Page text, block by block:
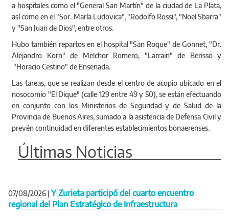
a hospitales como el "General San Martín" de la ciudad de La Plata,
así como en el "Sor. María Ludovica", "Rodolfo Rossi", "Noel Sbarra"
y "San Juan de Dios", entre otros.
Hubo también repartos en el hospital "San Roque" de Gonnet, "Dr.
Alejandro Korn" de Melchor Romero, "Larrain" de Berisso y
"Horacio Cestino" de Ensenada.
Las tareas, que se realizan desde el centro de acopio ubicado en el
nosocomio "El Dique" (calle 129 entre 49 y 50), se están efectuando
en conjunto con los Ministerios de Seguridad y de Salud de la
Provincia de Buenos Aires, sumado a la asistencia de Defensa Civil y
prevén continuidad en diferentes establecimientos bonaerenses.
Últimas Noticias
07/08/2026 | Y Zurieta participó del cuarto encuentro
regional del Plan Estratégico de Infraestructura